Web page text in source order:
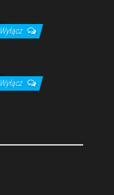
Wyłącz
Wyłącz